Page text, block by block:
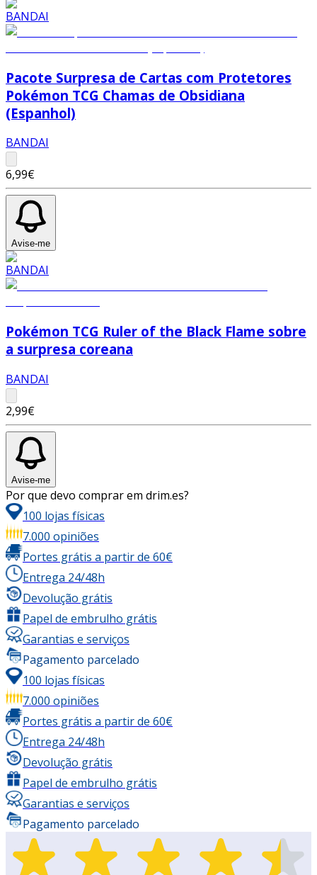
Pacote Surpresa de Cartas com Protetores
Pokémon TCG Chamas de Obsidiana
(Espanhol)
BANDAI
6,99€
Avise-me
Pokémon TCG Ruler of the Black Flame sobre
a surpresa coreana
BANDAI
2,99€
Avise-me
Por que devo comprar em drim.es?
100 lojas físicas
7.000 opiniões
Portes grátis a partir de 60€
Entrega 24/48h
Devolução grátis
Papel de embrulho grátis
Garantias e serviços
Pagamento parcelado
100 lojas físicas
7.000 opiniões
Portes grátis a partir de 60€
Entrega 24/48h
Devolução grátis
Papel de embrulho grátis
Garantias e serviços
Pagamento parcelado